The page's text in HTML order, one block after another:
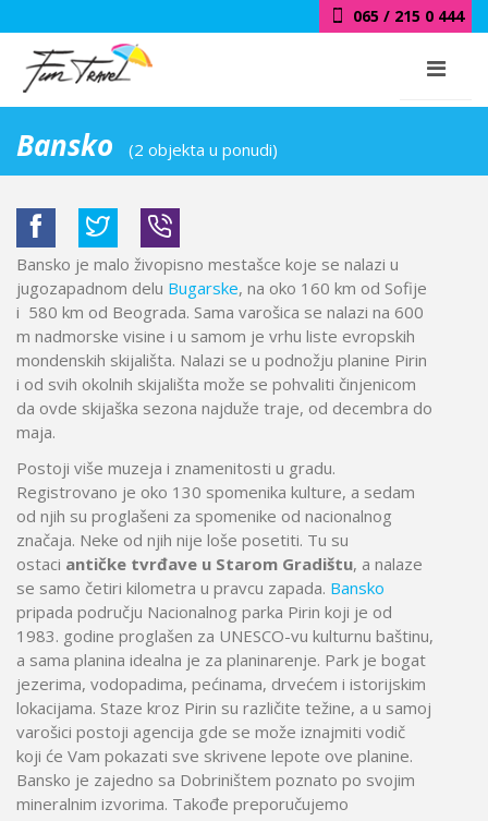
065 / 215 0 444
Bansko (2 objekta u ponudi)
Bansko je malo živopisno mestašce koje se nalazi u
jugozapadnom delu Bugarske, na oko 160 km od Sofije
i 580 km od Beograda. Sama varošica se nalazi na 600
m nadmorske visine i u samom je vrhu liste evropskih
mondenskih skijališta. Nalazi se u podnožju planine Pirin
i od svih okolnih skijališta može se pohvaliti činjenicom
da ovde skijaška sezona najduže traje, od decembra do
maja.
Postoji više muzeja i znamenitosti u gradu.
Registrovano je oko 130 spomenika kulture, a sedam
od njih su proglašeni za spomenike od nacionalnog
značaja. Neke od njih nije loše posetiti. Tu su
ostaci antičke tvrđave u Starom Gradištu, a nalaze
se samo četiri kilometra u pravcu zapada. Bansko
pripada području Nacionalnog parka Pirin koji je od
1983. godine proglašen za UNESCO-vu kulturnu baštinu,
a sama planina idealna je za planinarenje. Park je bogat
jezerima, vodopadima, pećinama, drvećem i istorijskim
lokacijama. Staze kroz Pirin su različite težine, a u samoj
varošici postoji agencija gde se može iznajmiti vodič
koji će Vam pokazati sve skrivene lepote ove planine.
Bansko je zajedno sa Dobriništem poznato po svojim
mineralnim izvorima. Takođe preporučujemo